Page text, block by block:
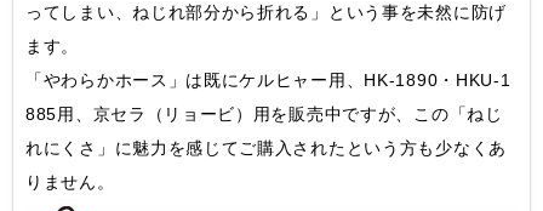
ってしまい、ねじれ部分から折れる」という事を未然に防げ
ます。
「やわらかホース」は既にケルヒャー用、HK-1890・HKU-1
885用、京セラ（リョービ）用を販売中ですが、この「ねじ
れにくさ」に魅力を感じてご購入されたという方も少なくあ
りません。